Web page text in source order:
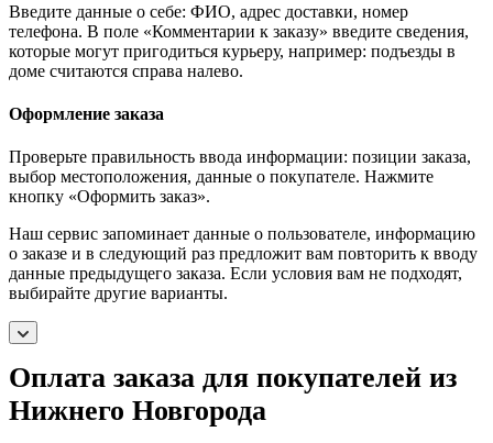
Введите данные о себе: ФИО, адрес доставки, номер
телефона. В поле «Комментарии к заказу» введите сведения,
которые могут пригодиться курьеру, например: подъезды в
доме считаются справа налево.
Оформление заказа
Проверьте правильность ввода информации: позиции заказа,
выбор местоположения, данные о покупателе. Нажмите
кнопку «Оформить заказ».
Наш сервис запоминает данные о пользователе, информацию
о заказе и в следующий раз предложит вам повторить к вводу
данные предыдущего заказа. Если условия вам не подходят,
выбирайте другие варианты.
Оплата заказа для покупателей из
Нижнего Новгорода